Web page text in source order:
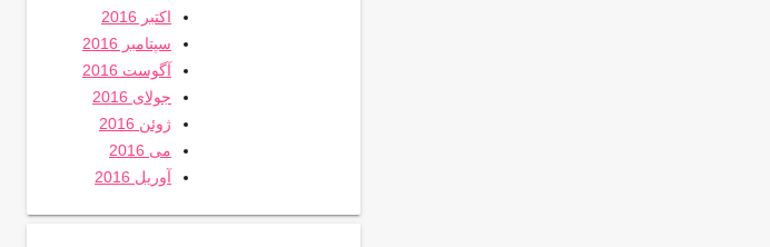
اکتبر 2016
سپتامبر 2016
آگوست 2016
جولای 2016
ژوئن 2016
می 2016
آوریل 2016